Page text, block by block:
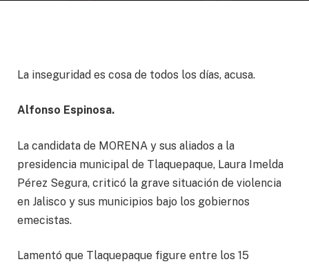
La inseguridad es cosa de todos los días, acusa.
Alfonso Espinosa.
La candidata de MORENA y sus aliados a la
presidencia municipal de Tlaquepaque, Laura Imelda
Pérez Segura, criticó la grave situación de violencia
en Jalisco y sus municipios bajo los gobiernos
emecistas.
Lamentó que Tlaquepaque figure entre los 15